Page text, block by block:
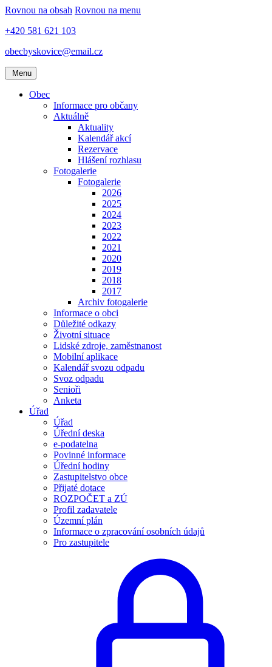
Rovnou na obsah Rovnou na menu
+420 581 621 103
obecbyskovice@email.cz
Menu
Obec
Informace pro občany
Aktuálně
Aktuality
Kalendář akcí
Rezervace
Hlášení rozhlasu
Fotogalerie
Fotogalerie
2026
2025
2024
2023
2022
2021
2020
2019
2018
2017
Archiv fotogalerie
Informace o obci
Důležité odkazy
Životní situace
Lidské zdroje, zaměstnanost
Mobilní aplikace
Kalendář svozu odpadu
Svoz odpadu
Senioři
Anketa
Úřad
Úřad
Úřední deska
e-podatelna
Povinné informace
Úřední hodiny
Zastupitelstvo obce
Přijaté dotace
ROZPOČET a ZÚ
Profil zadavatele
Územní plán
Informace o zpracování osobních údajů
Pro zastupitele